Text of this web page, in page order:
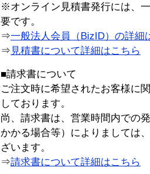
※オンライン見積書発行には、
要です。
⇒一般法人会員（BizID）の詳細
⇒ 見積書について詳細はこちら
■請求書について
ご注文時に希望されたお客様に
しております。
尚、請求書は、営業時間内での
かかる場合等）によりましては
ざいます。
⇒請求書について詳細はこちら